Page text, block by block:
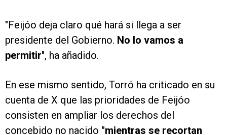
"Feijóo deja claro qué hará si llega a ser
presidente del Gobierno. No lo vamos a
permitir", ha añadido.
En ese mismo sentido, Torró ha criticado en su
cuenta de X que las prioridades de Feijóo
consisten en ampliar los derechos del
concebido no nacido "mientras se recortan